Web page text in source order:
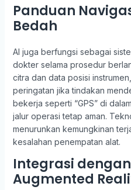
Panduan
Bedah
AI juga berfungsi sebagai
dokter selama prosedur
citra dan data posisi
peringatan jika tindakan
bekerja seperti “GPS” di
jalur operasi tetap aman.
menurunkan kemungkinan
kesalahan penempatan alat.
Integrasi
Augmented